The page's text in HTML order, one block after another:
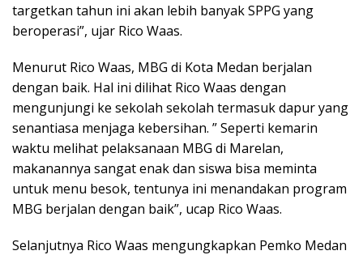
targetkan tahun ini akan lebih banyak SPPG yang
beroperasi”, ujar Rico Waas.
Menurut Rico Waas, MBG di Kota Medan berjalan
dengan baik. Hal ini dilihat Rico Waas dengan
mengunjungi ke sekolah sekolah termasuk dapur yang
senantiasa menjaga kebersihan. ” Seperti kemarin
waktu melihat pelaksanaan MBG di Marelan,
makanannya sangat enak dan siswa bisa meminta
untuk menu besok, tentunya ini menandakan program
MBG berjalan dengan baik”, ucap Rico Waas.
Selanjutnya Rico Waas mengungkapkan Pemko Medan